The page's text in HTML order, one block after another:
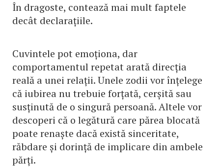
În dragoste, contează mai mult faptele
decât declarațiile.
Cuvintele pot emoționa, dar
comportamentul repetat arată direcția
reală a unei relații. Unele zodii vor înțelege
că iubirea nu trebuie forțată, cerșită sau
susținută de o singură persoană. Altele vor
descoperi că o legătură care părea blocată
poate renaște dacă există sinceritate,
răbdare și dorință de implicare din ambele
părți.